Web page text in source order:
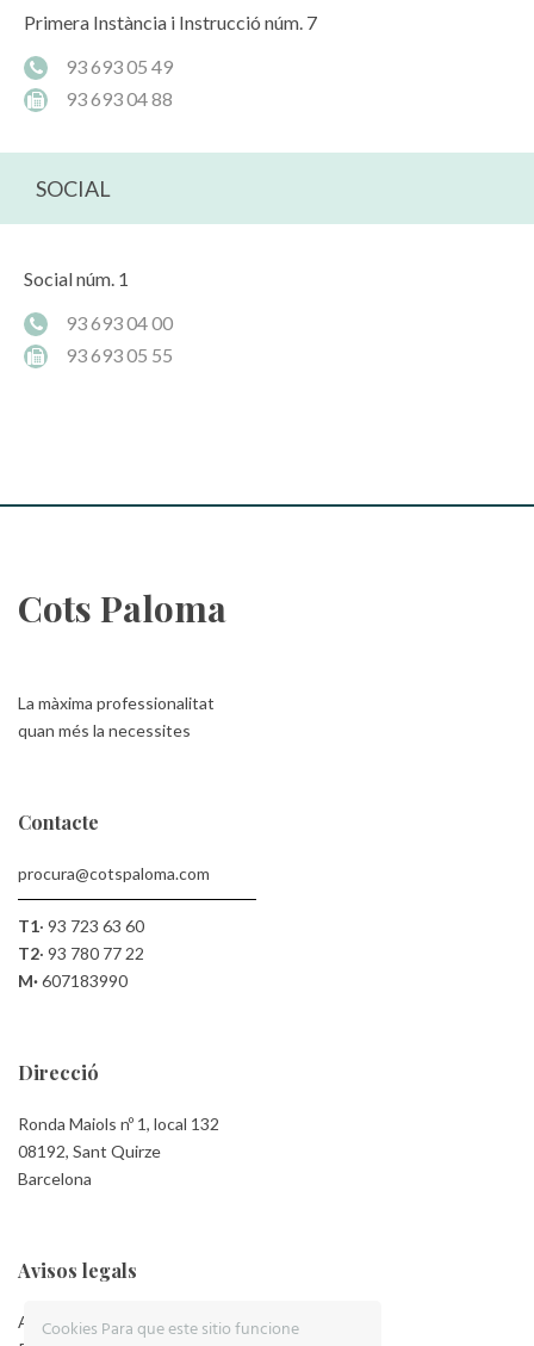
Primera Instància i Instrucció núm. 7
93 693 05 49
93 693 04 88
SOCIAL
Social núm. 1
93 693 04 00
93 693 05 55
Cots Paloma
La màxima professionalitat
quan més la necessites
Contacte
procura@cotspaloma.com
T1· 93 723 63 60
T2· 93 780 77 22
M·607183990
Direcció
Ronda Maiols nº 1, local 132
08192, Sant Quirze
Barcelona
Avisos legals
Aviso Legal
Cookies Para que este sitio funcione